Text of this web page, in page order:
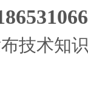
技术知